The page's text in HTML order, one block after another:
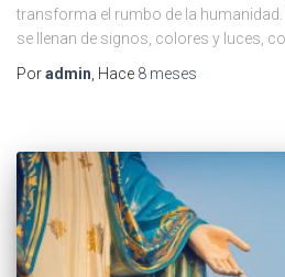
transforma el rumbo de la
se llenan de signos, colores y luces,
Poradmin , Hace 8 meses